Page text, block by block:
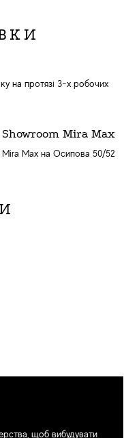
на протязі 3-х робочих
Showroom Mira Max
Max на Осипова 50/52
щоб вибудувати